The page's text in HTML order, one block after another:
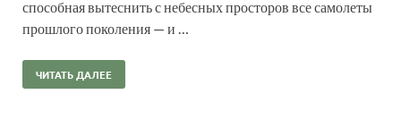
способная вытеснить с небесных просторов все самолеты
прошлого поколения — и …
ЧИТАТЬ ДАЛЕЕ